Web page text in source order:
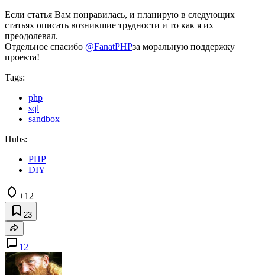
Если статья Вам понравилась, и планирую в следующих
статьях описать возникшие трудности и то как я их
преодолевал.
Отдельное спасибо @FanatPHPза моральную поддержку
проекта!
Tags:
php
sql
sandbox
Hubs:
PHP
DIY
+12
23
12